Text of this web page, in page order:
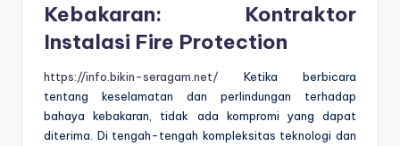
Kebakaran: Kontraktor
Instalasi Fire Protection
https://info.bikin-seragam.net/ Ketika berbicara
tentang keselamatan dan perlindungan terhadap
bahaya kebakaran, tidak ada kompromi yang dapat
diterima. Di tengah-tengah kompleksitas teknologi dan